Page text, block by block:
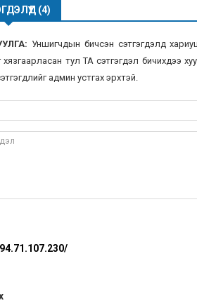
(4)
Уншигчдын бичсэн сэтгэгдэлд
хязгаарласан тул ТА сэтгэгдэл бичихдээ
админ устгах эрхтэй.